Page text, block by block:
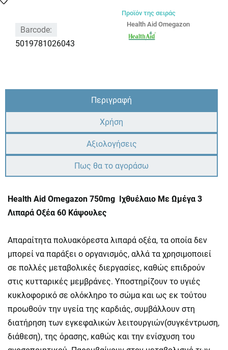
Barcode:
5019781026043
Προϊόν της σειράς
Health Aid Omegazon
Περιγραφή
Χρήση
Αξιολογήσεις
Πως θα το αγοράσω
Health Aid Omegazon 750mg Ιχθυέλαιο Με Ωμέγα 3
Λιπαρά Οξέα 60 Κάψουλες
Απαραίτητα πολυακόρεστα λιπαρά οξέα, τα οποία δεν
μπορεί να παράξει ο οργανισμός, αλλά τα χρησιμοποιεί
σε πολλές μεταβολικές διεργασίες, καθώς επιδρούν
στις κυτταρικές μεμβράνες. Υποστηρίζουν το υγιές
κυκλοφορικό σε ολόκληρο το σώμα και ως εκ τούτου
προωθούν την υγεία της καρδιάς, συμβάλλουν στη
διατήρηση των εγκεφαλικών λειτουργιών(συγκέντρωση,
διάθεση), της όρασης, καθώς και την ενίσχυση του